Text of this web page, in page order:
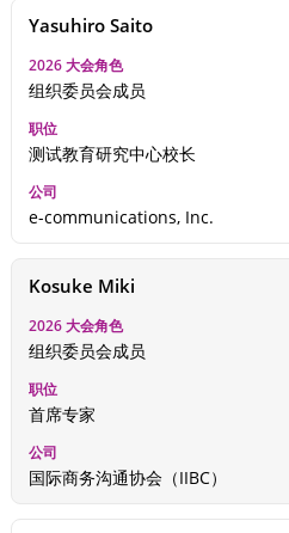
Yasuhiro Saito
组织委员会成员
测试教育研究中心校长
e-communications, Inc.
Kosuke Miki
组织委员会成员
首席专家
国际商务沟通协会（IIBC）